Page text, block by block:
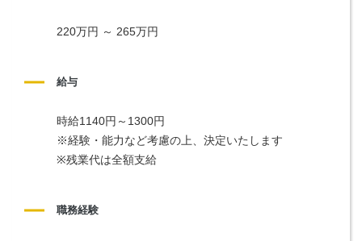
220万円 ～ 265万円
給与
時給1140円～1300円
※経験・能力など考慮の上、決定いたします
※残業代は全額支給
職務経験